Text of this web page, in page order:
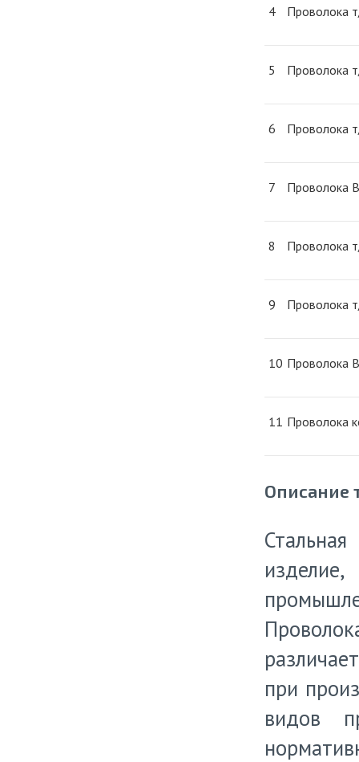
4 Проволока
5 Проволока
6 Проволока
7 Проволока
8 Проволока
9 Проволока
10 Проволока
11 Проволока
Описание
при
видов